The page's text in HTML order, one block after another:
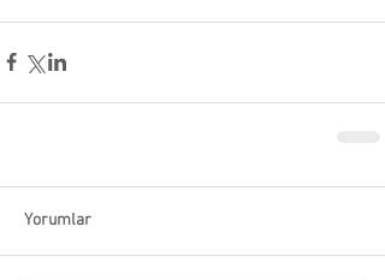
Yorumlar